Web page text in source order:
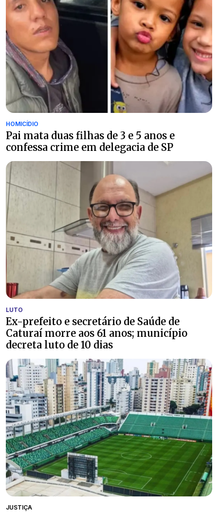
HOMICÍDIO
Pai mata duas filhas de 3 e 5 anos e
confessa crime em delegacia de SP
LUTO
Ex-prefeito e secretário de Saúde de
Caturaí morre aos 61 anos; município
decreta luto de 10 dias
JUSTIÇA